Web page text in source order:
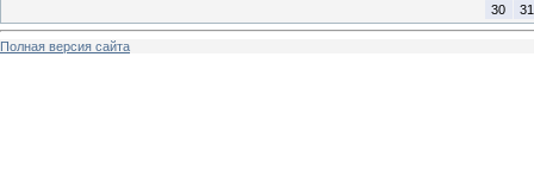
30
31
Полная версия сайта